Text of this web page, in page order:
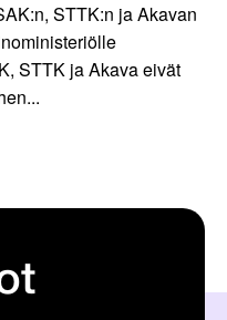
STTK:n ja Akavan
STTK ja Akava eivät